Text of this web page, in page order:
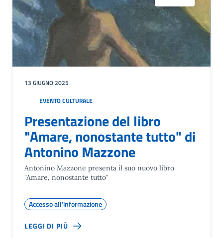
13 GIUGNO 2025
EVENTO CULTURALE
Presentazione del libro
"Amare, nonostante tutto" di
Antonino Mazzone
Antonino Mazzone presenta il suo nuovo libro
"Amare, nonostante tutto"
Accesso all'informazione
LEGGI DI PIÙ